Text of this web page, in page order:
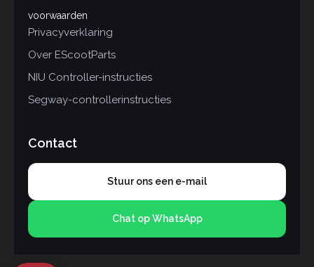
voorwaarden
Privacyverklaring
Over EScootParts
NIU Controller-instructies
Segway-controllerinstructies
Contact
Stuur ons een e-mail
Chat op WhatsApp